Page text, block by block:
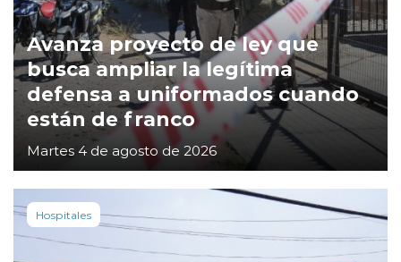
Avanza proyecto de ley que
busca ampliar la legítima
defensa a uniformados cuando
están de franco
Martes 4 de agosto de 2026
Hospitales